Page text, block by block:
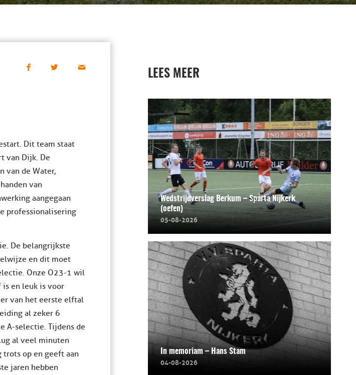
Dit team staat
van Dijk. De
van de Water,
van
aangegaan
professionalisering
De belangrijkste
en dit moet
Onze O23-1 wil
en leuk is voor
van het eerste elftal
al zeker 6
A-selectie. Tijdens de
al veel minuten
trots op en geeft aan
jaren hebben
LEES MEER
Wedstrijdverslag Berkum – Sparta Nijkerk
(oefen)
05-08-2026
In memoriam – Hans Stam
04-08-2026